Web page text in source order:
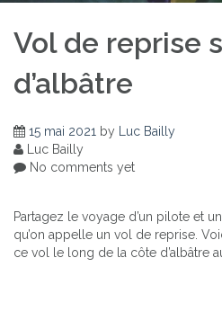
Vol de reprise
d’albâtre
15 mai 2021 by Luc Bailly
Luc Bailly
No comments yet
Partagez le voyage d’un pilote et
qu’on appelle un vol de reprise.
ce vol le long de la côte d’albâtre